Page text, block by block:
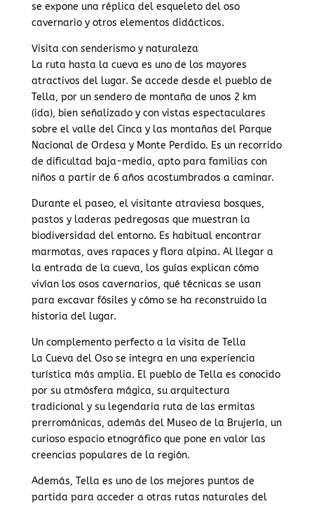
se expone una réplica del esqueleto del oso
cavernario y otros elementos didácticos.
Visita con senderismo y naturaleza
La ruta hasta la cueva es uno de los mayores
atractivos del lugar. Se accede desde el pueblo de
Tella, por un sendero de montaña de unos 2 km
(ida), bien señalizado y con vistas espectaculares
sobre el valle del Cinca y las montañas del Parque
Nacional de Ordesa y Monte Perdido. Es un recorrido
de dificultad baja-media, apto para familias con
niños a partir de 6 años acostumbrados a caminar.
Durante el paseo, el visitante atraviesa bosques,
pastos y laderas pedregosas que muestran la
biodiversidad del entorno. Es habitual encontrar
marmotas, aves rapaces y flora alpina. Al llegar a
la entrada de la cueva, los guías explican cómo
vivían los osos cavernarios, qué técnicas se usan
para excavar fósiles y cómo se ha reconstruido la
historia del lugar.
Un complemento perfecto a la visita de Tella
La Cueva del Oso se integra en una experiencia
turística más amplia. El pueblo de Tella es conocido
por su atmósfera mágica, su arquitectura
tradicional y su legendaria ruta de las ermitas
prerrománicas, además del Museo de la Brujería, un
curioso espacio etnográfico que pone en valor las
creencias populares de la región.
Además, Tella es uno de los mejores puntos de
partida para acceder a otras rutas naturales del